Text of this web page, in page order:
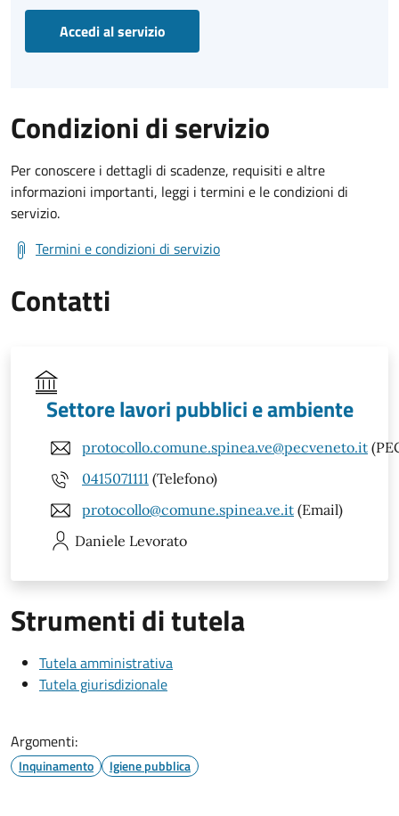
Accedi al servizio
Condizioni di servizio
Per conoscere i dettagli di scadenze, requisiti e altre
informazioni importanti, leggi i termini e le condizioni di
servizio.
Termini e condizioni di servizio
Contatti
Settore lavori pubblici e ambiente
protocollo.comune.spinea.ve@pecveneto.it
0415071111 (Telefono)
protocollo@comune.spinea.ve.it (Email)
Daniele Levorato
Strumenti di tutela
Tutela amministrativa
Tutela giurisdizionale
Argomenti:
Inquinamento Igiene pubblica